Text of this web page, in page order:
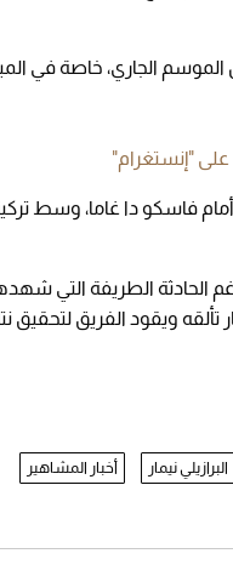
الجاري، خاصة في
على "إنستغرام"
فاسكو دا غاما، وسط
الطريفة التي
ويقود الفريق لتحقيق
البرازيلي نيمار أخبار المشاهير